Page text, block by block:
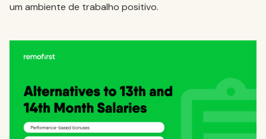
um ambiente de trabalho positivo.